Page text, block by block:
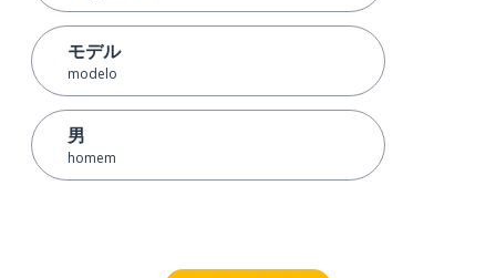
モデル
modelo
男
homem